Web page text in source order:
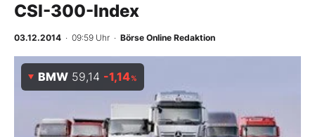
BO-Musterdepots
Experten
Mein B:O
CSI-300-Index
03.12.2014 · 09:59 Uhr · Börse Online Redaktion
BMW 59,14 -1,14%